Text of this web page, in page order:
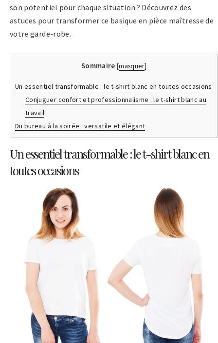
son potentiel pour chaque situation ? Découvrez des
astuces pour transformer ce basique en pièce maîtresse de
votre garde-robe.
Sommaire [masquer]
Un essentiel transformable : le t-shirt blanc en toutes occasions
Conjuguer confort et professionnalisme : le t-shirt blanc au
travail
Du bureau à la soirée : versatile et élégant
Un essentiel transformable : le t-shirt blanc en
toutes occasions